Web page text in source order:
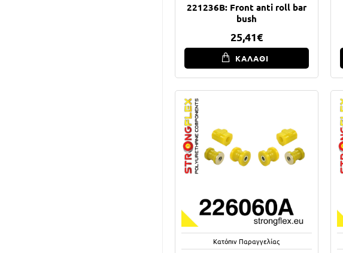
221236B: Front anti roll bar
bush
25,41€
ΚΑΛΑΘΙ
Κατόπιν Παραγγελίας